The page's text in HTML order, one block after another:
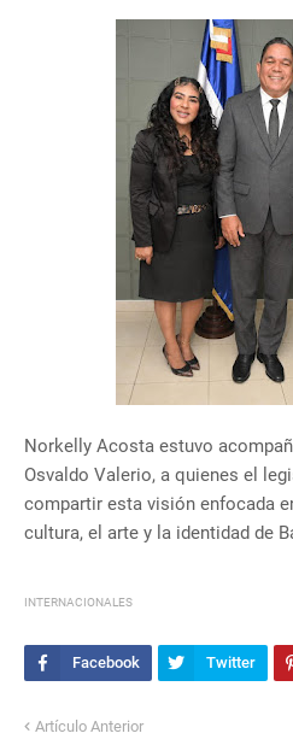
Norkelly Acosta estuvo
Osvaldo Valerio, a quienes el
compartir esta visión enfocada
cultura, el arte y la identidad de
INTERNACIONALES
Artículo Anterior